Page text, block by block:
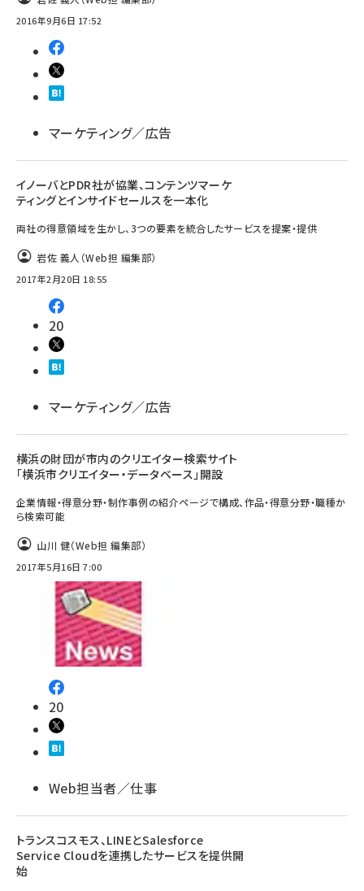
2016年9月6日 17:52
マーケティング／広告
イノーバとPDR社が協業、コンテンツマーケ
ティングとインサイドセールスを一本化
両社の得意領域を生かし、3つの要素を統合したサービスを提案・提供
岩佐 義人（Web担 編集部）
2017年2月20日 18:55
20
マーケティング／広告
横浜の財団が市内のクリエイター検索サイト
「横浜市クリエイター・データベース」開設
企業情報・得意分野・制作事例の紹介ページで構成、作品・得意分野・職種か
ら検索可能
山川 健（Web担 編集部）
2017年5月16日 7:00
20
Web担当者／仕事
トランスコスモス、LINEとSalesforce
Service Cloudを連携したサービスを提供開
始